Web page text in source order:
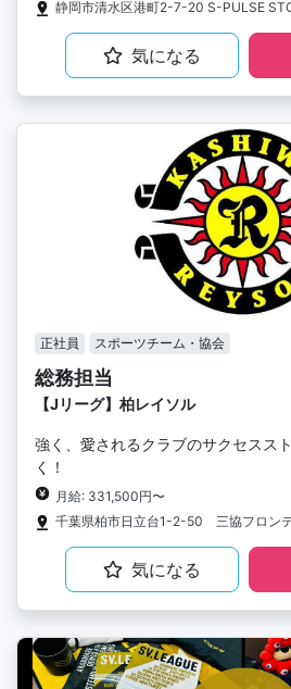
静岡市清水区港町2-7-20 S-PULSE
気になる
正社員 スポーツチーム・協会
総務担当
【Jリーグ】柏レイソル
強く、愛されるクラブのサクセスス
く！
月給: 331,500円〜
千葉県柏市日立台1-2-50 三協フロン
気になる